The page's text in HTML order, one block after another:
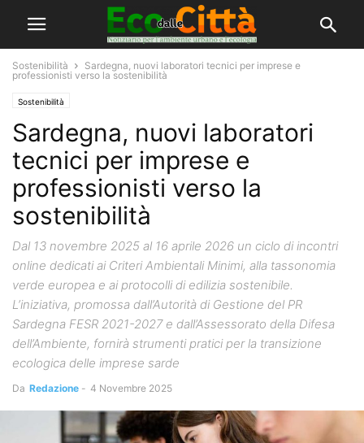
Sostenibilità
Sardegna, nuovi laboratori tecnici per imprese e
professionisti verso la sostenibilità
Sostenibilità
Sardegna, nuovi laboratori
tecnici per imprese e
professionisti verso la
sostenibilità
Dal 13 novembre 2025 al 16 aprile 2026 un ciclo di incontri
online dedicati ai Criteri Ambientali Minimi, alla tassonomia
verde europea e ai protocolli di edilizia sostenibile.
L’iniziativa, promossa dall’Autorità di Gestione del PR
Sardegna FESR 2021-2027 e dall’Assessorato della Difesa
dell’Ambiente, fornirà strumenti pratici per la transizione
ecologica delle imprese sarde
Da Redazione - 4 Novembre 2025